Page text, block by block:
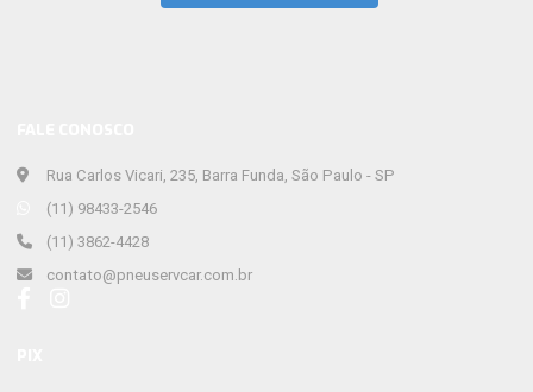
Rua Carlos Vicari, 235, Barra Funda, São Paulo - SP
(11) 98433-2546
(11) 3862-4428
contato@pneuservcar.com.br